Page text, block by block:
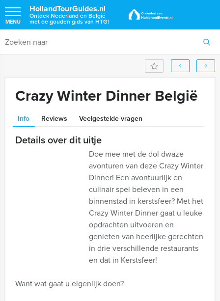
HollandTourGuides.nl
Ontdek Nederland en België
met de gouden gids van HTG!
MENU
Crazy Winter Dinner België
Info Reviews Veelgestelde vragen
Details over dit uitje
Doe mee met de dol dwaze
avonturen van deze Crazy Winter
Dinner! Een avontuurlijk en
culinair spel beleven in een
binnenstad in kerstsfeer? Met het
Crazy Winter Dinner gaat u leuke
opdrachten uitvoeren en
genieten van heerlijke gerechten
in drie verschillende restaurants
en dat in Kerstsfeer!
Want wat gaat u eigenlijk doen?